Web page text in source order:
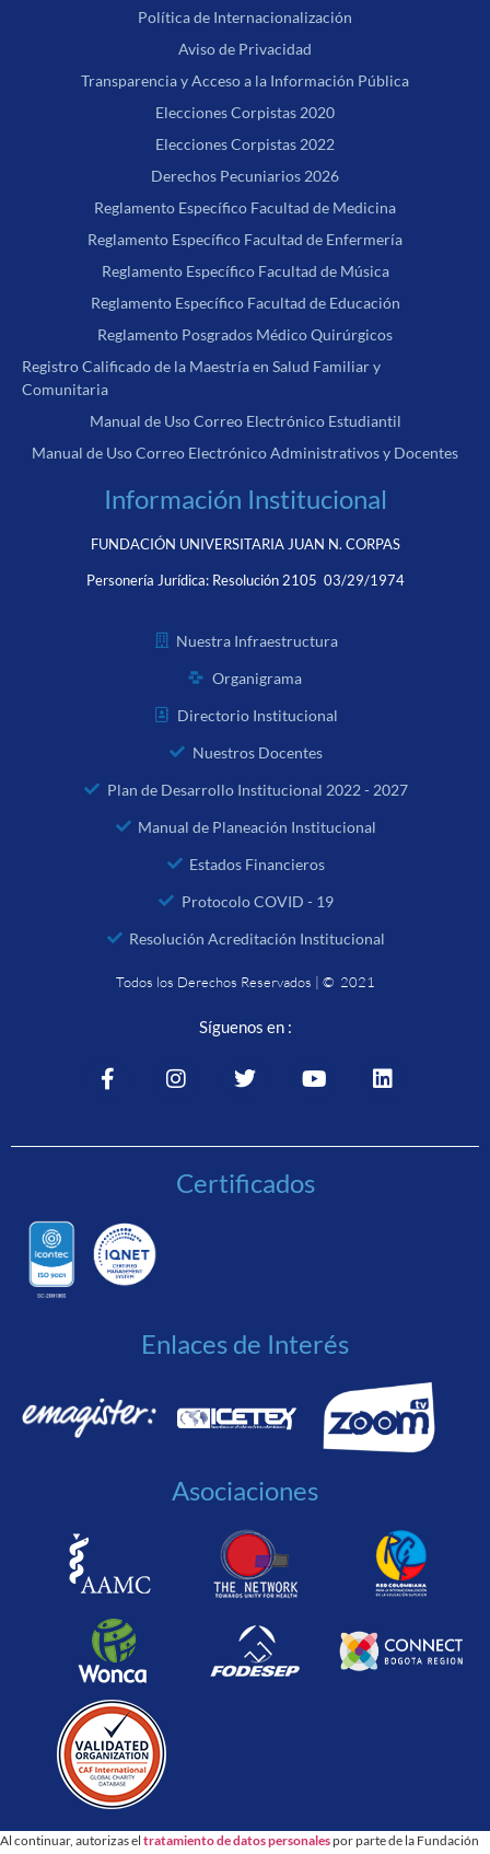
Política de Internacionalización
Aviso de Privacidad
Transparencia y Acceso a la Información Pública
Elecciones Corpistas 2020
Elecciones Corpistas 2022
Derechos Pecuniarios 2026
Reglamento Específico Facultad de Medicina
Reglamento Específico Facultad de Enfermería
Reglamento Específico Facultad de Música
Reglamento Específico Facultad de Educación
Reglamento Posgrados Médico Quirúrgicos
Registro Calificado de la Maestría en Salud Familiar y
Comunitaria
Manual de Uso Correo Electrónico Estudiantil
Manual de Uso Correo Electrónico Administrativos y Docentes
Información Institucional
FUNDACIÓN UNIVERSITARIA JUAN N. CORPAS
Personería Jurídica: Resolución 2105 03/29/1974
Nuestra Infraestructura
Organigrama
Directorio Institucional
Nuestros Docentes
Plan de Desarrollo Institucional 2022 - 2027
Manual de Planeación Institucional
Estados Financieros
Protocolo COVID - 19
Resolución Acreditación Institucional
Todos los Derechos Reservados | © 2021
Síguenos en :
Certificados
Enlaces de Interés
Asociaciones
Al continuar, autorizas el tratamiento de datos personalespor parte de la Fundación